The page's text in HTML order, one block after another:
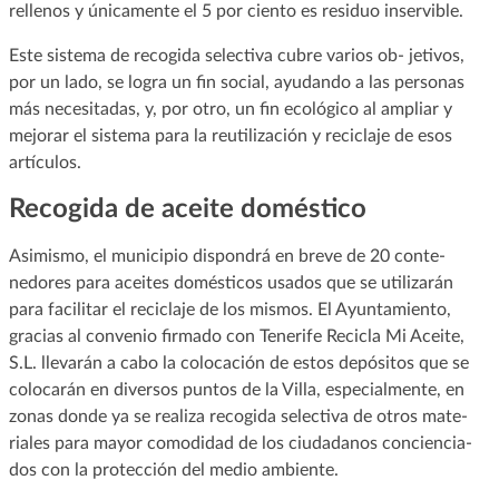
rellenos y únicamente el 5 por ciento es residuo inservible.
Este sistema de recogida selectiva cubre varios ob- jetivos,
por un lado, se logra un fin social, ayudando a las personas
más necesitadas, y, por otro, un fin ecológico al ampliar y
mejorar el sistema para la reutilización y reciclaje de esos
artículos.
Recogida de aceite doméstico
Asimismo, el municipio dispondrá en breve de 20 conte-
nedores para aceites domésticos usados que se utilizarán
para facilitar el reciclaje de los mismos. El Ayuntamiento,
gracias al convenio firmado con Tenerife Recicla Mi Aceite,
S.L. llevarán a cabo la colocación de estos depósitos que se
colocarán en diversos puntos de la Villa, especialmente, en
zonas donde ya se realiza recogida selectiva de otros mate-
riales para mayor comodidad de los ciudadanos conciencia-
dos con la protección del medio ambiente.